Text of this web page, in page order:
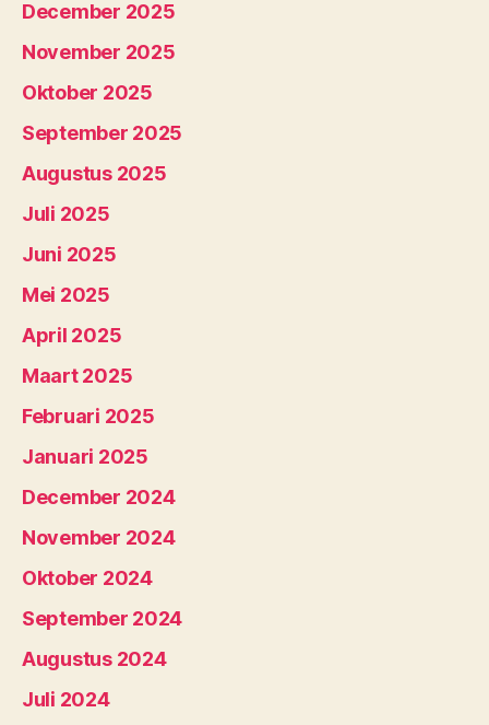
December 2025
November 2025
Oktober 2025
September 2025
Augustus 2025
Juli 2025
Juni 2025
Mei 2025
April 2025
Maart 2025
Februari 2025
Januari 2025
December 2024
November 2024
Oktober 2024
September 2024
Augustus 2024
Juli 2024